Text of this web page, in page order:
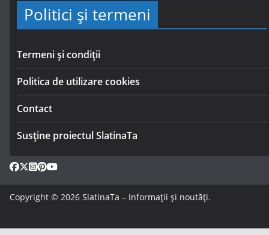
Politici și termeni
Termeni și condiții
Politica de utilizare cookies
Contact
Susține proiectul SlatinaTa
Copyright © 2026 SlatinaTa – Informații și noutăți.